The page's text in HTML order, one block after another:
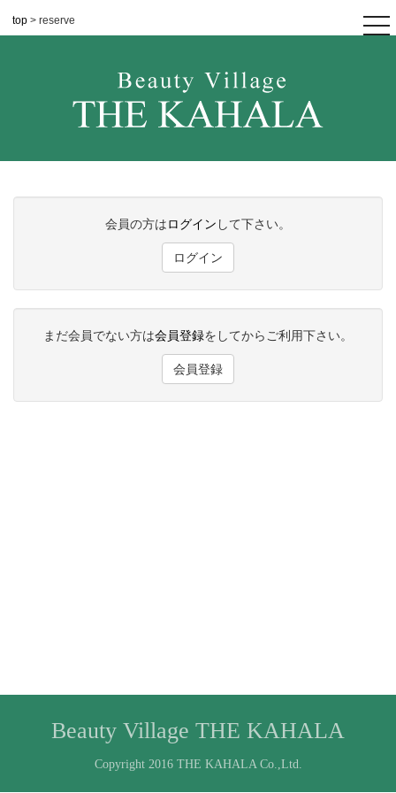
top > reserve
会員の方はログイン して下さい。
ログイン
まだ会員でない方は会員登録をしてからご利用下さい。
会員登録
Beauty Village THE KAHALA
Copyright 2016 THE KAHALA Co.,Ltd.